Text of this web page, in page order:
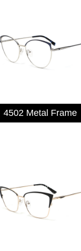
4502 Metal Frame